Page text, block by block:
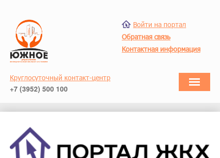
Войти на портал
Обратная связь
Контактная информация
Круглосуточный контакт-центр
+7 (3952) 500 100